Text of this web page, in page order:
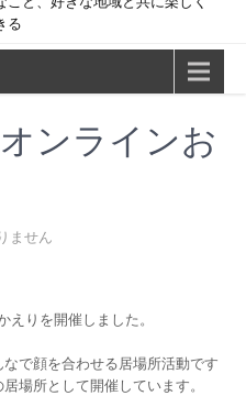
る
ンラインお
ません
りを開催しました。
で顔を合わせる居場所活動です
場所として開催しています。